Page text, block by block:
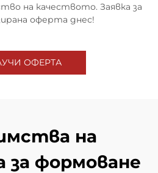
на качеството. Заявка за
оферта днес!
ОФЕРТА
на
формоване